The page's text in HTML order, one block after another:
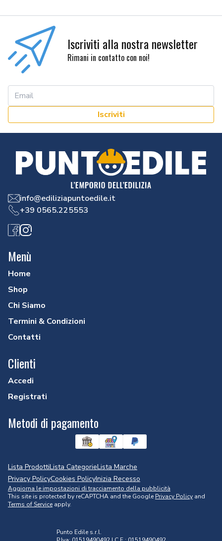
Iscriviti alla nostra newsletter
Rimani in contatto con noi!
Iscriviti
info@ediliziapuntoedile.it
+39 0565.225553
Facebook
Instagram
Menù
Home
Shop
Chi Siamo
Termini & Condizioni
Contatti
Clienti
Accedi
Registrati
Metodi di pagamento
Lista ProdottiLista CategorieLista Marche
Privacy PolicyCookies PolicyInizia Recesso
Aggiorna le impostazioni di tracciamento della pubblicità
This site is protected by reCAPTCHA and the Google Privacy Policy and
Terms of Service apply.
Punto Edile s.r.l.